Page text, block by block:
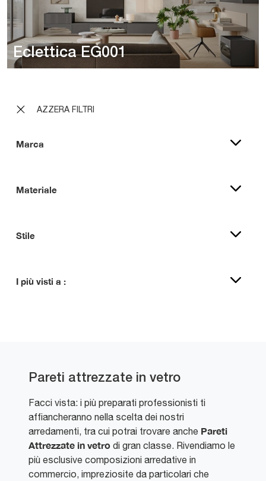
AZZERA FILTRI
Marca
Materiale
Stile
I più visti a :
Eclettica EG001
Pareti attrezzate in vetro
Facci vista: i più preparati professionisti ti
affiancheranno nella scelta dei nostri
arredamenti, tra cui potrai trovare anche Pareti
Attrezzate in vetro di gran classe. Rivendiamo le
più esclusive composizioni arredative in
commercio, impreziosite da particolari che